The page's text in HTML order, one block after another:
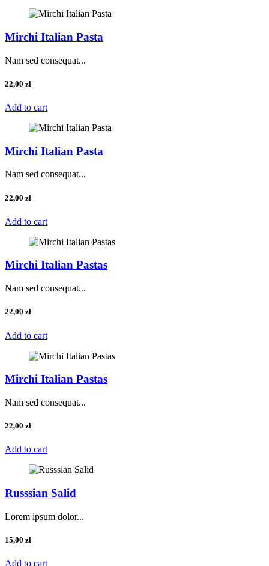
Mirchi Italian Pasta
Nam sed consequat...
22,00 zł
Add to cart
Mirchi Italian Pasta
Nam sed consequat...
22,00 zł
Add to cart
Mirchi Italian Pastas
Nam sed consequat...
22,00 zł
Add to cart
Mirchi Italian Pastas
Nam sed consequat...
22,00 zł
Add to cart
Russsian Salid
Lorem ipsum dolor...
15,00 zł
Add to cart